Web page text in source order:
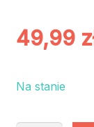
49,99
Na stanie